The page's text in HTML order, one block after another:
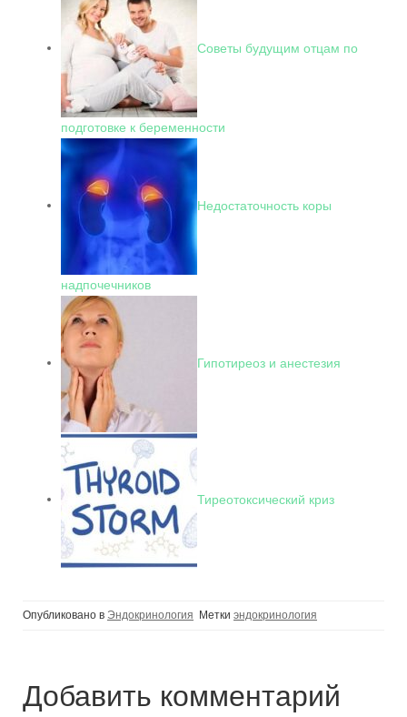
Советы будущим отцам по
подготовке к беременности
Недостаточность коры
надпочечников
Гипотиреоз и анестезия
Тиреотоксический криз
Опубликовано в Эндокринология Метки эндокринология
Добавить комментарий